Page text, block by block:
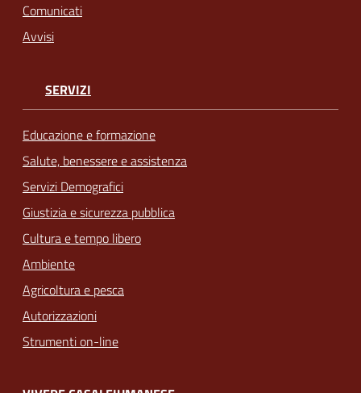
Comunicati
Avvisi
SERVIZI
Educazione e formazione
Salute, benessere e assistenza
Servizi Demografici
Giustizia e sicurezza pubblica
Cultura e tempo libero
Ambiente
Agricoltura e pesca
Autorizzazioni
Strumenti on-line